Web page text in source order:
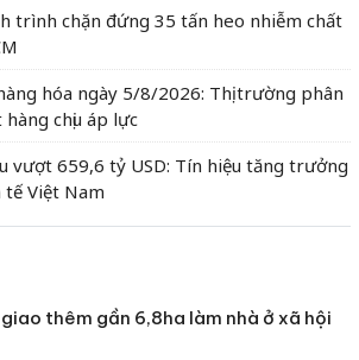
trình chặn đứng 35 tấn heo nhiễm chất
hóa ngày 5/8/2026: Thị trường phân
chịu áp lực
vượt 659,6 tỷ USD: Tín hiệu tăng trưởng
tế Việt Nam
thêm gần 6,8ha làm nhà ở xã hội